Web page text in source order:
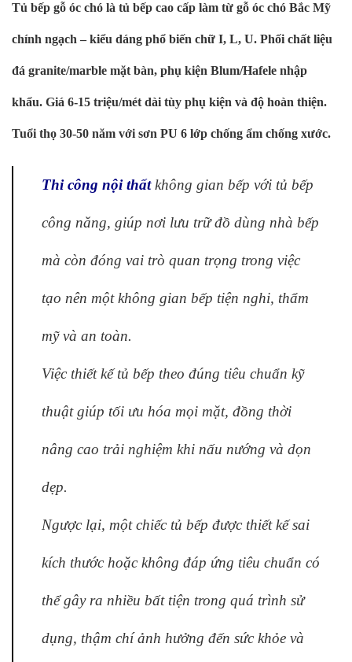
Tủ bếp gỗ óc chó là tủ bếp cao cấp làm từ gỗ óc chó Bắc Mỹ
chính ngạch – kiểu dáng phổ biến chữ I, L, U. Phối chất liệu
đá granite/marble mặt bàn, phụ kiện Blum/Hafele nhập
khẩu. Giá 6-15 triệu/mét dài tùy phụ kiện và độ hoàn thiện.
Tuổi thọ 30-50 năm với sơn PU 6 lớp chống ẩm chống xước.
Thi công nội thấtkhông gian bếp với tủ bếp
công năng, giúp nơi lưu trữ đồ dùng nhà bếp
mà còn đóng vai trò quan trọng trong việc
tạo nên một không gian bếp tiện nghi, thẩm
mỹ và an toàn.
Việc thiết kế tủ bếp theo đúng tiêu chuẩn kỹ
thuật giúp tối ưu hóa mọi mặt, đồng thời
nâng cao trải nghiệm khi nấu nướng và dọn
dẹp.
Ngược lại, một chiếc tủ bếp được thiết kế sai
kích thước hoặc không đáp ứng tiêu chuẩn có
thể gây ra nhiều bất tiện trong quá trình sử
dụng, thậm chí ảnh hưởng đến sức khỏe và